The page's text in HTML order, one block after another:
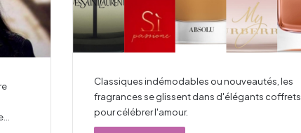
Classiques indémodables ou nouveautés, les
fragrances se glissent dans d'élégants coffrets
pour célébrer l'amour.